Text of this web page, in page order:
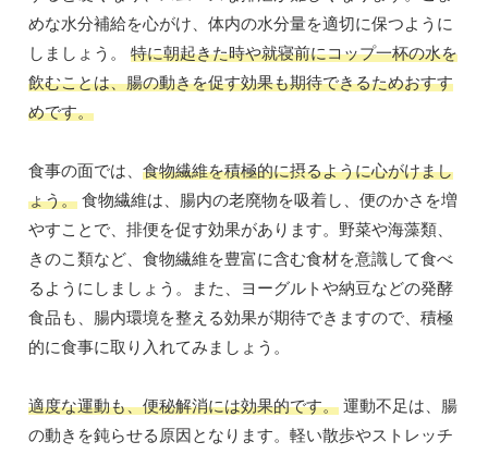
めな水分補給を心がけ、体内の水分量を適切に保つように
しましょう。 特に朝起きた時や就寝前にコップ一杯の水を
飲むことは、腸の動きを促す効果も期待できるためおすす
めです。
食事の面では、 食物繊維を積極的に摂るように心がけまし
ょう。 食物繊維は、腸内の老廃物を吸着し、便のかさを増
やすことで、排便を促す効果があります。野菜や海藻類、
きのこ類など、食物繊維を豊富に含む食材を意識して食べ
るようにしましょう。また、ヨーグルトや納豆などの発酵
食品も、腸内環境を整える効果が期待できますので、積極
的に食事に取り入れてみましょう。
適度な運動も、便秘解消には効果的です。 運動不足は、腸
の動きを鈍らせる原因となります。軽い散歩やストレッチ